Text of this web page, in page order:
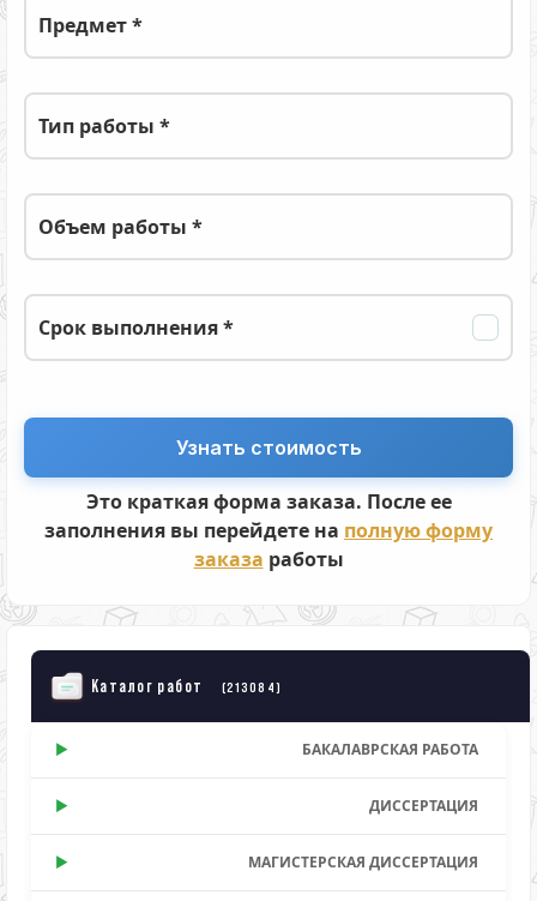
Предмет *
Тип работы *
Объем работы *
Срок выполнения *
Это краткая форма заказа. После ее
заполнения вы перейдете на полную форму
заказа работы
Каталог работ (213084)
БАКАЛАВРСКАЯ РАБОТА
ДИССЕРТАЦИЯ
МАГИСТЕРСКАЯ ДИССЕРТАЦИЯ